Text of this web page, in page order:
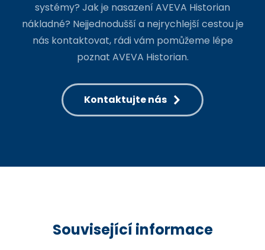
systémy? Jak je nasazení AVEVA Historian
nákladné? Nejjednodušší a nejrychlejší cestou je
nás kontaktovat, rádi vám pomůžeme lépe
poznat AVEVA Historian.
Kontaktujte nás
Související informace